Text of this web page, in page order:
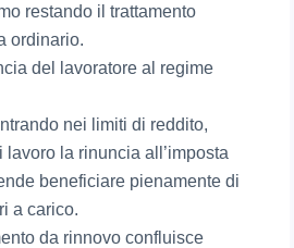
restando il trattamento
ordinario.
del lavoratore al regime
nei limiti di reddito,
la rinuncia all’imposta
beneficiare pienamente di
a carico.
da rinnovo confluisce